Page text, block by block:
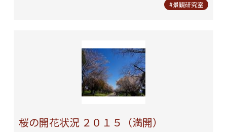
#景観研究室
桜の開花状況 ２０１５（満開）